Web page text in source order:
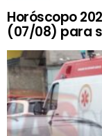
Horóscopo
(07/08) para